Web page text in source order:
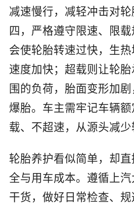
减速慢行，减轻冲击对
四，严格遵守限速、限
会使轮胎转速过快，生
速度加快；超载则让轮
围的负荷，胎面变形加
爆胎。车主需牢记车辆
载、不超速，从源头减少
轮胎养护看似简单，却
全与用车成本。遵循上
干货，做好日常检查、